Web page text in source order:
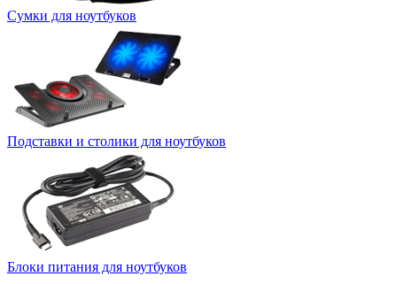
Сумки для ноутбуков
Подставки и столики для ноутбуков
Блоки питания для ноутбуков